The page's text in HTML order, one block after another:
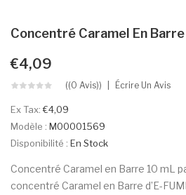
Concentré Caramel En Barre
€4,09
((0 Avis)) Écrire Un Avis
Ex Tax:€4,09
Modèle : M00001569
Disponibilité : En Stock
Concentré Caramel en Barre 10 mL
concentré Caramel en Barre d’E-